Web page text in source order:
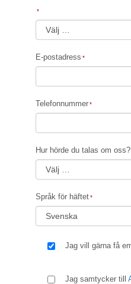
E-postadress
Telefonnummer
Hur hörde du talas om oss?
Språk för häftet
Jag vill gärna få
Jag samtycker till